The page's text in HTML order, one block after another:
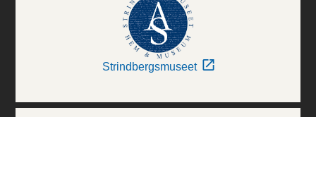
Strindbergsmuseet